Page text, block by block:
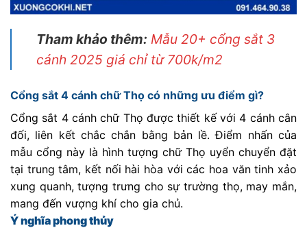
Tham khảo thêm: Mẫu 20+ cổng sắt 3
cánh 2025 giá chỉ từ 700k/m2
Cổng sắt 4 cánh chữ Thọ có những ưu điểm gì?
Cổng sắt 4 cánh chữ Thọ được thiết kế với 4 cánh cân
đối, liên kết chắc chắn bằng bản lề. Điểm nhấn của
mẫu cổng này là hình tượng chữ Thọ uyển chuyển đặt
tại trung tâm, kết nối hài hòa với các hoa văn tinh xảo
xung quanh, tượng trưng cho sự trường thọ, may mắn,
mang đến vượng khí cho gia chủ.
Ý nghĩa phong thủy